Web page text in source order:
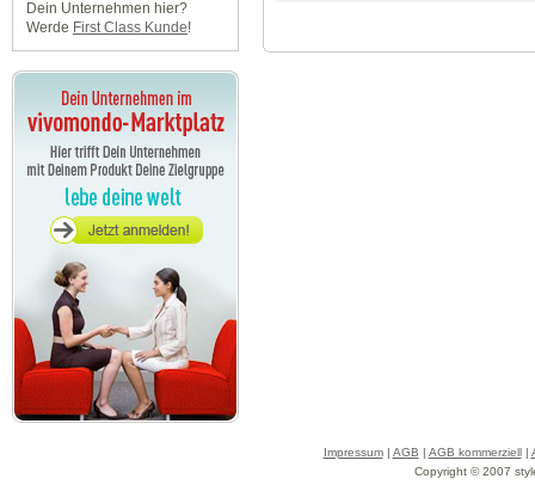
Dein Unternehmen hier?
Werde First Class Kunde!
Impressum| AGB | AGB kommerziell|
Copyright © 2007